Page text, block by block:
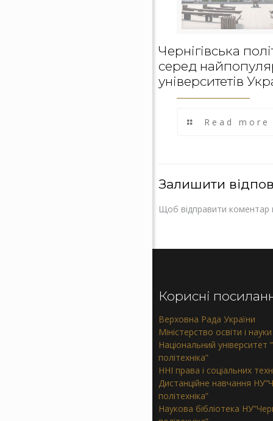
Чернігівська
серед
університетів
Read more
Залишити
Щоб відправити коментар
Корисні
Верховна Рада України
Міністерство освіти і
Національний університет
політехніка”
ННІ права і соціальних
Дистанційне навчання
політехніка”
Наукова бібліотека